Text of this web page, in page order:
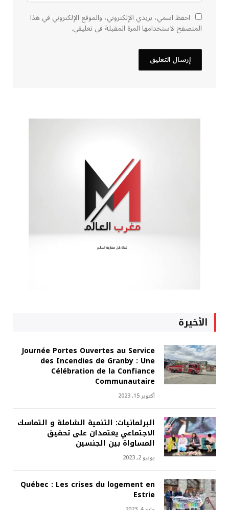
احفظ اسمي، بريدي الإلكتروني، والموقع الإلكتروني في هذا
المتصفح لاستخدامها المرة المقبلة في تعليقي.
الأخيرة
Journée Portes Ouvertes au Service
des Incendies de Granby : Une
Célébration de la Confiance
Communautaire
أكتوبر 15, 2023
البرلمانيات: التنمية الشاملة و التماسك
الاجتماعي يعتمدان على تحقيق
المساواة بين الجنسين
يونيو 2, 2023
Québec : Les crises du logement en
Estrie